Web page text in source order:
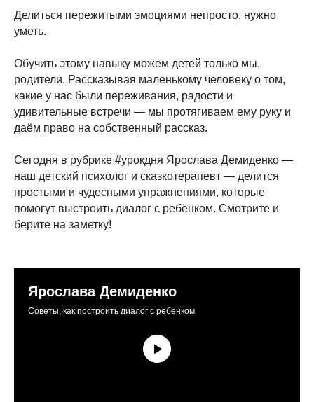
Делиться пережитыми эмоциями непросто, нужно
уметь.
Обучить этому навыку можем детей только мы,
родители. Рассказывая маленькому человеку о том,
какие у нас были переживания, радости и
удивительные встречи — мы протягиваем ему руку и
даём право на собственный рассказ.
Сегодня в рубрике #урокдня Ярослава Демиденко —
наш детский психолог и сказкотерапевт — делится
простыми и чудесными упражнениями, которые
помогут выстроить диалог с ребёнком. Смотрите и
берите на заметку!
Ярослава Демиденко
Советы, как построить диалог с ребенком